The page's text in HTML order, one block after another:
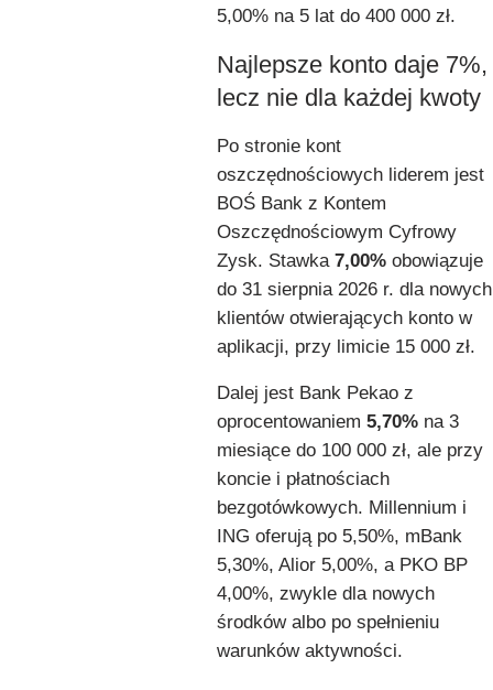
5,00% na 5 lat do 400 000 zł.
Najlepsze konto daje 7%,
lecz nie dla każdej kwoty
Po stronie kont
oszczędnościowych liderem jest
BOŚ Bank z Kontem
Oszczędnościowym Cyfrowy
Zysk. Stawka 7,00% obowiązuje
do 31 sierpnia 2026 r. dla nowych
klientów otwierających konto w
aplikacji, przy limicie 15 000 zł.
Dalej jest Bank Pekao z
oprocentowaniem 5,70% na 3
miesiące do 100 000 zł, ale przy
koncie i płatnościach
bezgotówkowych. Millennium i
ING oferują po 5,50%, mBank
5,30%, Alior 5,00%, a PKO BP
4,00%, zwykle dla nowych
środków albo po spełnieniu
warunków aktywności.